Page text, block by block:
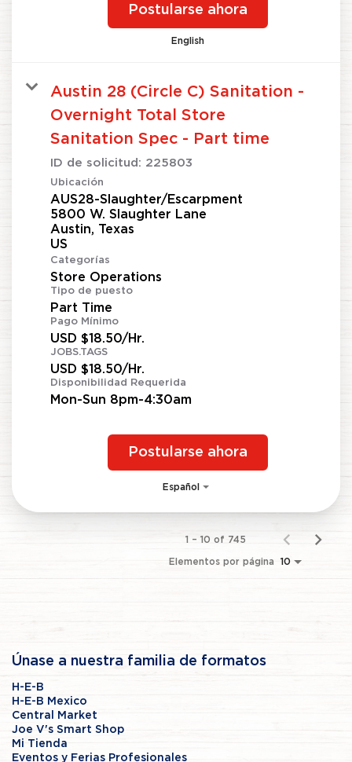
Postularse ahora
English
Austin 28 (Circle C) Sanitation -
Overnight Total Store
Sanitation Spec - Part time
ID de solicitud: 225803
Ubicación
AUS28-Slaughter/Escarpment
5800 W. Slaughter Lane
Austin, Texas
Categorías
Store Operations
Tipo de puesto
Part Time
Pago Mínimo
USD $18.50/Hr.
JOBS.TAGS
USD $18.50/Hr.
Disponibilidad Requerida
Mon-Sun 8pm-4:30am
Postularse ahora
Español
Elementos por página 10
1 – 10 of 745
Únase a nuestra familia de formatos
H-E-B
H-E-B Mexico
Central Market
Joe V's Smart Shop
Mi Tienda
Eventos y Ferias Profesionales